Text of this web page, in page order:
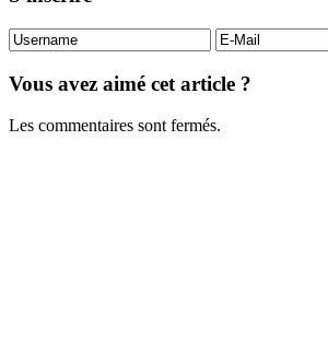
Vous avez aimé cet article ?
Les commentaires sont fermés.